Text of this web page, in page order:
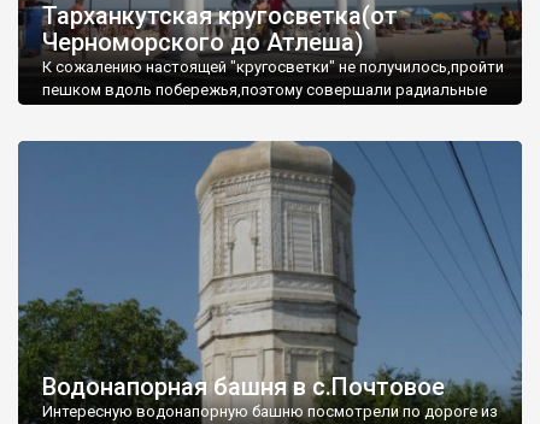
Тарханкутская кругосветка(от
Черноморского до Атлеша)
К сожалению настоящей "кругосветки" не получилось,пройти
пешком вдоль побережья,поэтому совершали радиальные
Водонапорная башня в с.Почтовое
Интересную водонапорную башню посмотрели по дороге из